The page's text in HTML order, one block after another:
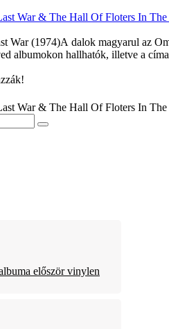
War & The Hall Of Floters In
War (1974)A dalok magyarul az
albumokon hallhatók, illetve a
War & The Hall Of Floters In
először vinylen